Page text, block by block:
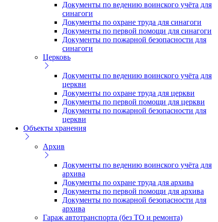
Документы по ведению воинского учёта для
синагоги
Документы по охране труда для синагоги
Документы по первой помощи для синагоги
Документы по пожарной безопасности для
синагоги
Церковь
Документы по ведению воинского учёта для
церкви
Документы по охране труда для церкви
Документы по первой помощи для церкви
Документы по пожарной безопасности для
церкви
Объекты хранения
Архив
Документы по ведению воинского учёта для
архива
Документы по охране труда для архива
Документы по первой помощи для архива
Документы по пожарной безопасности для
архива
Гараж автотранспорта (без ТО и ремонта)